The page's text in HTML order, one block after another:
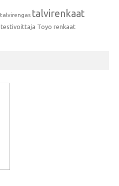
talvirengas talvirenkaat
testivoittaja Toyo renkaat